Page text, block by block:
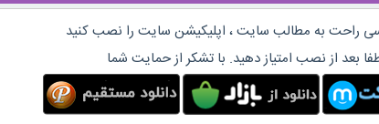
راحت به مطالب سایت ، اپلیکیشن سایت را نصب کنید
بعد از نصب امتیاز دهید. با تشکر از حمایت شما